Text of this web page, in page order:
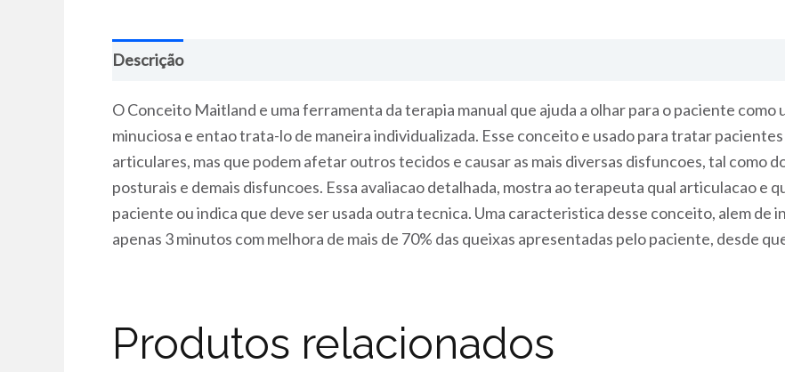
Descrição
O Conceito Maitland e uma ferramenta da terapia manual que ajuda a olhar para o paciente
minuciosa e entao trata-lo de maneira individualizada. Esse conceito e usado para tratar
articulares, mas que podem afetar outros tecidos e causar as mais diversas disfuncoes, tal como
posturais e demais disfuncoes. Essa avaliacao detalhada, mostra ao terapeuta qual articulacao e
paciente ou indica que deve ser usada outra tecnica. Uma caracteristica desse conceito, alem de
apenas 3 minutos com melhora de mais de 70% das queixas apresentadas pelo paciente, desde
Produtos relacionados